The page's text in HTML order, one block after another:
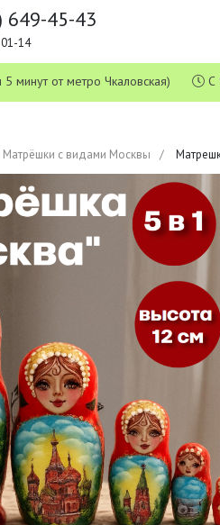
649-45-43
14
5 минут от метро Чкаловская) С
Матрёшки с видами Москвы